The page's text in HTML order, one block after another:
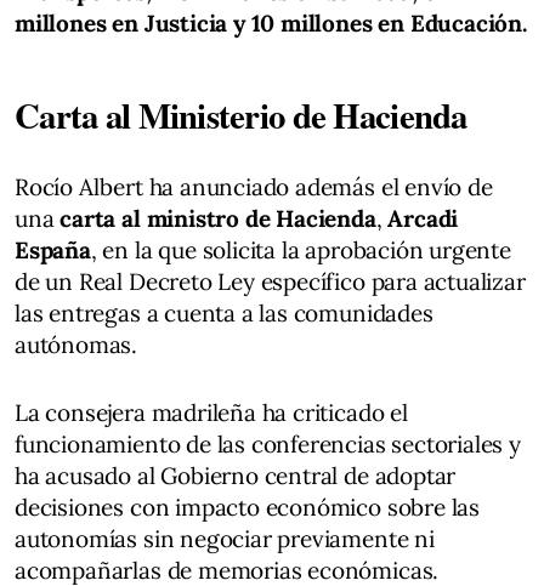
millones en Justicia y 10 millones en Educación.
Carta al Ministerio de Hacienda
Rocío Albert ha anunciado además el envío de
unacarta al ministro de Hacienda,Arcadi
España, en la que solicita la aprobación urgente
de un Real Decreto Ley específico para actualizar
las entregas a cuenta a las comunidades
autónomas.
La consejera madrileña ha criticado el
funcionamiento de las conferencias sectoriales y
ha acusado al Gobierno central de adoptar
decisiones con impacto económico sobre las
autonomías sin negociar previamente ni
acompañarlas de memorias económicas.